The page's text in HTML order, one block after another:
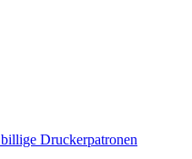
billige Druckerpatronen